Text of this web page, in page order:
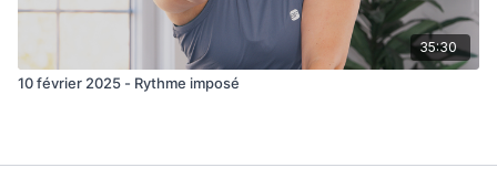
35:30
10 février 2025 - Rythme imposé